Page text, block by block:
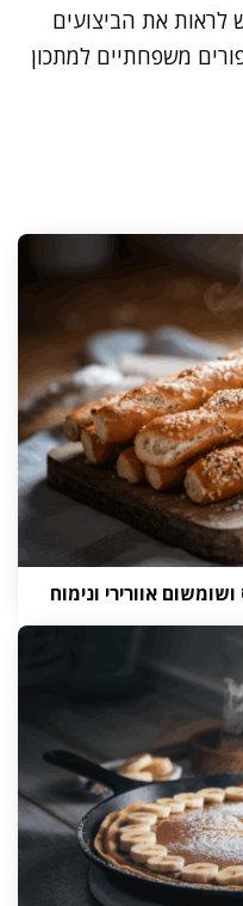
את הביצועים
משפחתיים למתכון
אוורירי ונימוח